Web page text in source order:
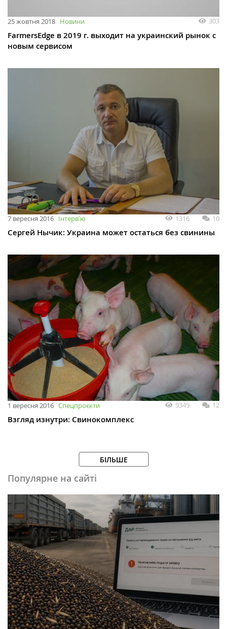
25 жовтня 2018 Новини 303
FarmersEdge в 2019 г. выходит на украинский рынок с
новым сервисом
7 вересня 2016 Інтервʼю 1316 10
Сергей Нычик: Украина может остаться без свинины
1 вересня 2016 Спецпроєкти 9349 12
Взгляд изнутри: Свинокомплекс
БІЛЬШЕ
Популярне на сайті